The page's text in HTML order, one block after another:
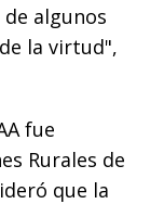
algunos
la virtud",
fue
Rurales de
que la